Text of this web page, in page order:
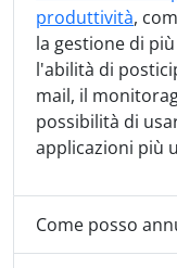
produttività,
la gestione di
l'abilità di
mail, il
possibilità di
applicazioni più
Come posso